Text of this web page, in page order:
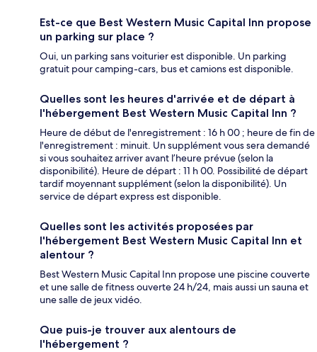
Est-ce que Best Western Music Capital Inn propose
un parking sur place ?
Oui, un parking sans voiturier est disponible. Un parking
gratuit pour camping-cars, bus et camions est disponible.
Quelles sont les heures d'arrivée et de départ à
l'hébergement Best Western Music Capital Inn ?
Heure de début de l'enregistrement : 16 h 00 ; heure de fin de
l'enregistrement : minuit. Un supplément vous sera demandé
si vous souhaitez arriver avant l’heure prévue (selon la
disponibilité). Heure de départ : 11 h 00. Possibilité de départ
tardif moyennant supplément (selon la disponibilité). Un
service de départ express est disponible.
Quelles sont les activités proposées par
l'hébergement Best Western Music Capital Inn et
alentour ?
Best Western Music Capital Inn propose une piscine couverte
et une salle de fitness ouverte 24 h/24, mais aussi un sauna et
une salle de jeux vidéo.
Que puis-je trouver aux alentours de
l'hébergement ?